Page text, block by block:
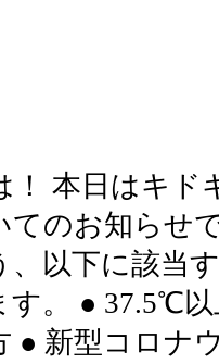
！ 本日はキド
のお知らせ
以下に該当
す。 ● 37.5℃
● 新型コロナ